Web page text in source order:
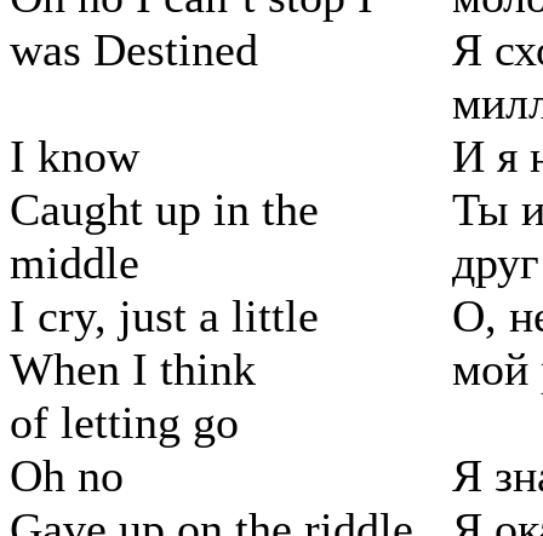
was Destined
I know
Caught up in the
middle
I cry, just a little
When I think
of letting go
Oh no
Я
И я
Ты
О,
мой
Я